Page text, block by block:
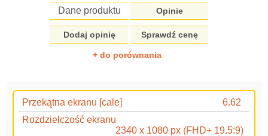
Dane produktu Opinie
Dodaj opinię Sprawdź cenę
+ do porównania
Przekątna ekranu [cale]
6.62
Rozdzielczość ekranu
2340 x 1080 px (FHD+ 19.5:9)